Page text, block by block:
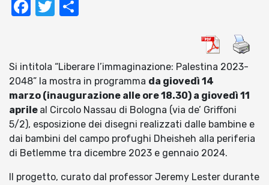
Facebook
Twitter
Si intitola “Liberare l’immaginazione: Palestina 2023-
2048” la mostra in programma da giovedì 14
marzo (inaugurazione alle ore 18.30) a giovedì 11
aprile al Circolo Nassau di Bologna (via de’ Griffoni
5/2), esposizione dei disegni realizzati dalle bambine e
dai bambini del campo profughi Dheisheh alla periferia
di Betlemme tra dicembre 2023 e gennaio 2024.
Il progetto, curato dal professor Jeremy Lester durante